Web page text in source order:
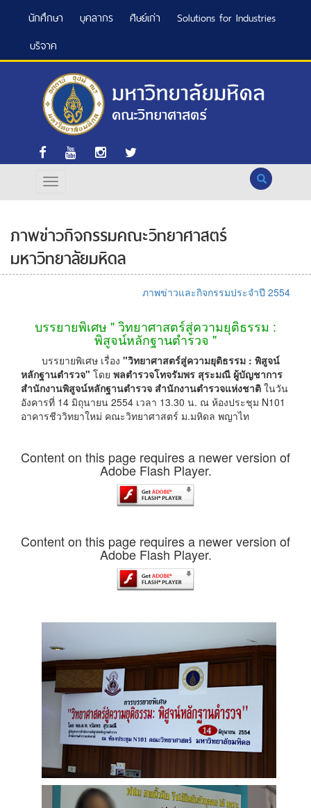
นักศึกษา บุคลากร ศิษย์เก่า
Solutions for Industries
บริจาค
Search
ภาพข่าวกิจกรรมคณะวิทยาศาสตร์
มหาวิทยาลัยมหิดล
ภาพข่าวและกิจกรรมประจำปี 2554
บรรยายพิเศษ " วิทยาศาสตร์สู่ความยุติธรรม :
พิสูจน์หลักฐานตำรวจ "
บรรยายพิเศษ เรื่อง "วิทยาศาสตร์สู่ความยุติธรรม : พิสูจน์
หลักฐานตำรวจ" โดย พลตำรวจโทจรัมพร สุระมณี ผู้บัญชาการ
สำนักงานพิสูจน์หลักฐานตำรวจ สำนักงานตำรวจแห่งชาติ ในวัน
อังคารที่ 14 มิถุนายน 2554 เวลา 13.30 น. ณ ห้องประชุม N101
อาคารชีววิทยาใหม่ คณะวิทยาศาสตร์ ม.มหิดล พญาไท
Content on this page requires a newer version of
Adobe Flash Player.
Content on this page requires a newer version of
Adobe Flash Player.